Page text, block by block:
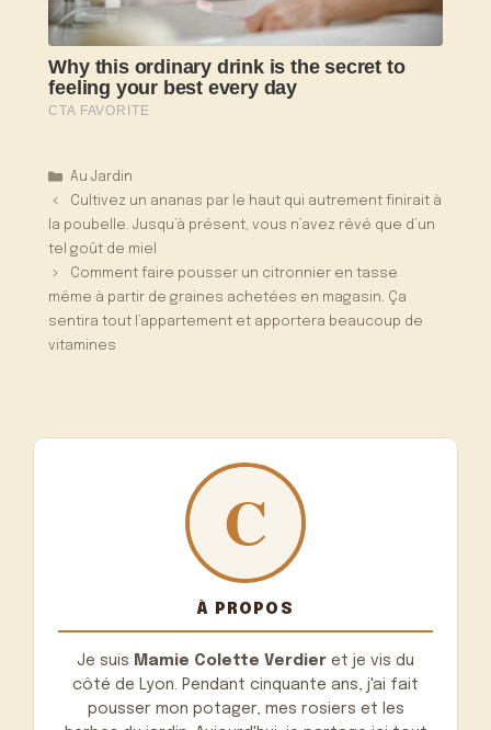
Catégories
Au Jardin
Cultivez un ananas par le haut qui autrement finirait à
la poubelle. Jusqu’à présent, vous n’avez rêvé que d’un
tel goût de miel
Comment faire pousser un citronnier en tasse
même à partir de graines achetées en magasin. Ça
sentira tout l’appartement et apportera beaucoup de
vitamines
À PROPOS
Je suis Mamie Colette Verdier et je vis du
côté de Lyon. Pendant cinquante ans, j'ai fait
pousser mon potager, mes rosiers et les